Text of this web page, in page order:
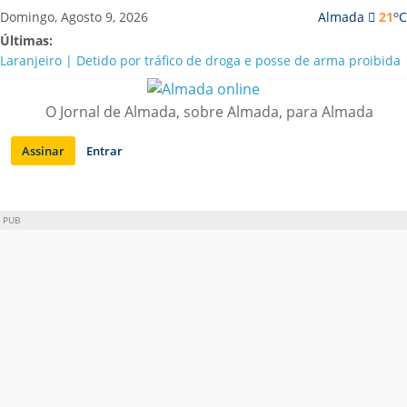
Saltar
para
conteúdo
Almada 21oC
Domingo, Agosto 9, 2026
Últimas:
Laranjeiro | Detido por tráfico de droga e posse de arma proibida
A “crise” da água em Almada: ilações e ensinamentos necessários
Costa da Caparica | Polícia Marítima e ASAE detectam
irregularidades em habitações e restaurantes
APA diz que falta de água em Almada “foi um problema de má
O Jornal de Almada, sobre Almada, para Almada
Assinar Entrar
PUB